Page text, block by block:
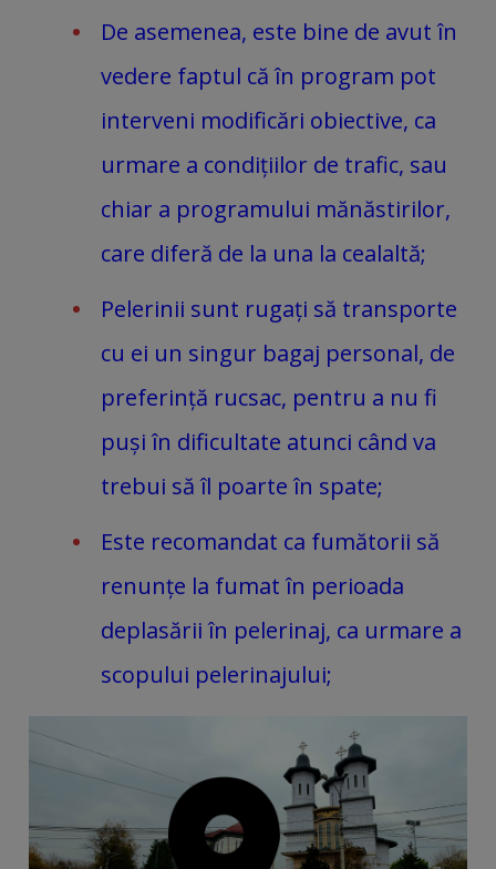
De asemenea, este bine de avut în
vedere faptul că în program pot
interveni modificări obiective, ca
urmare a condițiilor de trafic, sau
chiar a programului mănăstirilor,
care diferă de la una la cealaltă;
Pelerinii sunt rugați să transporte
cu ei un singur bagaj personal, de
preferință rucsac, pentru a nu fi
puși în dificultate atunci când va
trebui să îl poarte în spate;
Este recomandat ca fumătorii să
renunțe la fumat în perioada
deplasării în pelerinaj, ca urmare a
scopului pelerinajului;